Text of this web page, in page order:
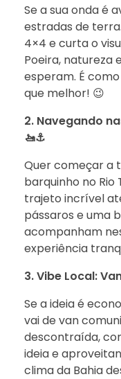
Se a sua onda é
estradas de
4×4 e curta o
Poeira, natureza
esperam. É
que melhor! 😉
2. Navegando
🚤⚓
Quer começar a
barquinho no Rio
trajeto incrível
pássaros e uma
acompanham
experiência
3. Vibe Local:
Se a ideia é
vai de van
descontraída,
ideia e
clima da Bahia